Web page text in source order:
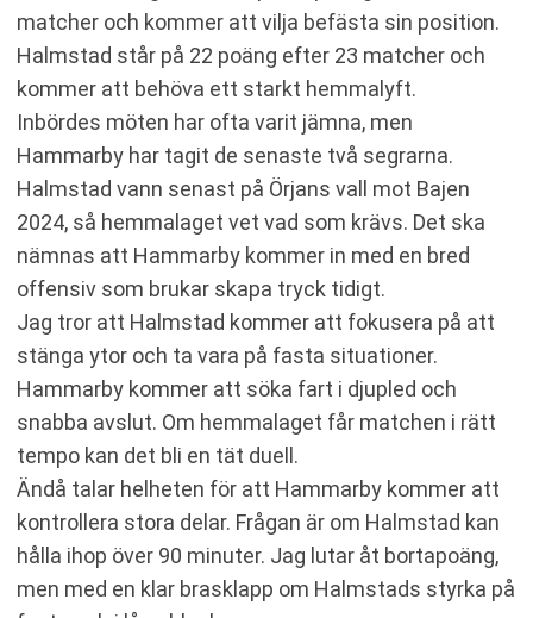
matcher och kommer att vilja befästa sin position.
Halmstad står på 22 poäng efter 23 matcher och
kommer att behöva ett starkt hemmalyft.
Inbördes möten har ofta varit jämna, men
Hammarby har tagit de senaste två segrarna.
Halmstad vann senast på Örjans vall mot Bajen
2024, så hemmalaget vet vad som krävs. Det ska
nämnas att Hammarby kommer in med en bred
offensiv som brukar skapa tryck tidigt.
Jag tror att Halmstad kommer att fokusera på att
stänga ytor och ta vara på fasta situationer.
Hammarby kommer att söka fart i djupled och
snabba avslut. Om hemmalaget får matchen i rätt
tempo kan det bli en tät duell.
Ändå talar helheten för att Hammarby kommer att
kontrollera stora delar. Frågan är om Halmstad kan
hålla ihop över 90 minuter. Jag lutar åt bortapoäng,
men med en klar brasklapp om Halmstads styrka på